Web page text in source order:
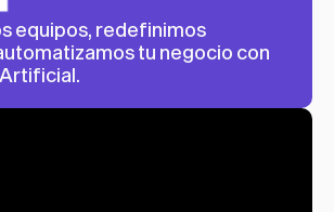
equipos, redefinimos
tu negocio con